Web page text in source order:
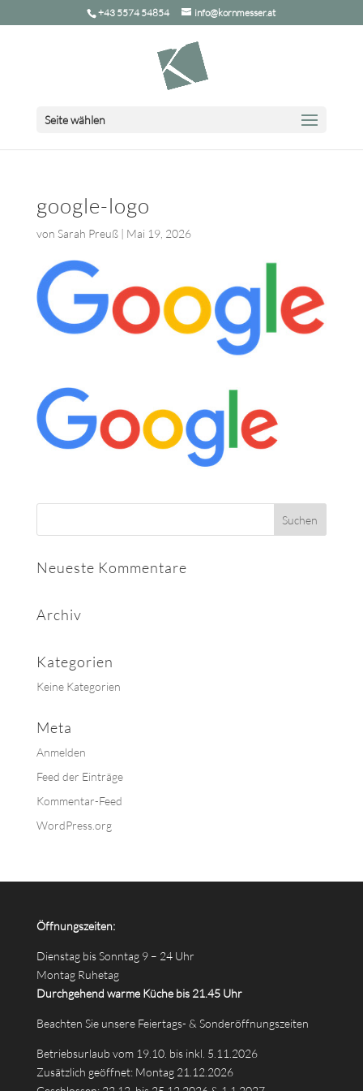
+43 5574 54854 info@kornmesser.at
Seite wählen
google-logo
von Sarah Preuß| Mai 19, 2026
Neueste Kommentare
Archiv
Kategorien
Keine Kategorien
Meta
Anmelden
Feed der Einträge
Kommentar-Feed
WordPress.org
Öffnungszeiten:
Dienstag bis Sonntag 9 – 24 Uhr
Montag Ruhetag
Durchgehend warme Küche bis 21.45 Uhr
Beachten Sie unsere Feiertags- & Sonderöffnungszeiten
Betriebsurlaub vom 19.10. bis inkl. 5.11.2026
Zusätzlich geöffnet: Montag 21.12.2026